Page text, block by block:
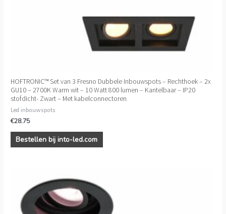
HOFTRONIC™ Set van 3 Fresno Dubbele Inbouwspots – Rechthoek – 2x
GU10 – 2700K Warm wit – 10 Watt 800 lumen – Kantelbaar – IP20
stofdicht- Zwart – Met kabelconnectoren
Led inbouwspots
€28.75
Bestellen bij into-led.com